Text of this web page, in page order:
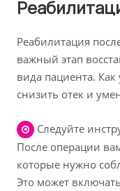
Реабилитация
важный этап
вида пациента.
снизить отек и
Следуйте
После операции
которые нужно
Это может